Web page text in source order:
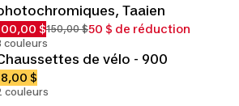
Taaien
$150,00 $50 $ de réduction
couleurs
de vélo - 900
$
couleurs